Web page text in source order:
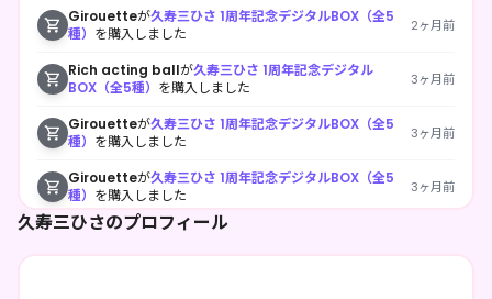
久寿三ひさのプロフィール
Girouetteが久寿三ひさ 1周年記念デジタルBOX（全5
種） を購入しました 2ヶ月前
Rich acting ballが久寿三ひさ 1周年記念デジタル
BOX（全5種） を購入しました 3ヶ月前
Girouetteが久寿三ひさ 1周年記念デジタルBOX（全5
種） を購入しました 3ヶ月前
Girouetteが久寿三ひさ 1周年記念デジタルBOX（全5
種） を購入しました 3ヶ月前